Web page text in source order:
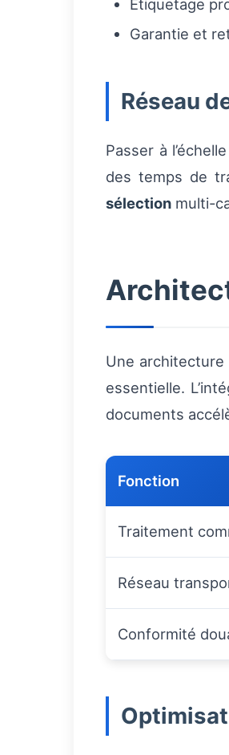
Étiquetage
Garantie et
Réseau
Passer à
des temps de
sélection multi-
Une
essentielle.
documents
Fonction
Traitement
Réseau
Conformité